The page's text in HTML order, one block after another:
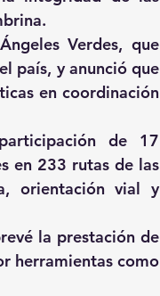
Verdes, que
país, y anunció que
en coordinación
de 17
en 233 rutas de las
orientación vial y
la prestación de
herramientas como